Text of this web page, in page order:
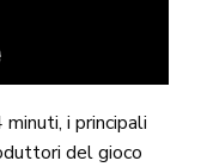
i principali
del gioco